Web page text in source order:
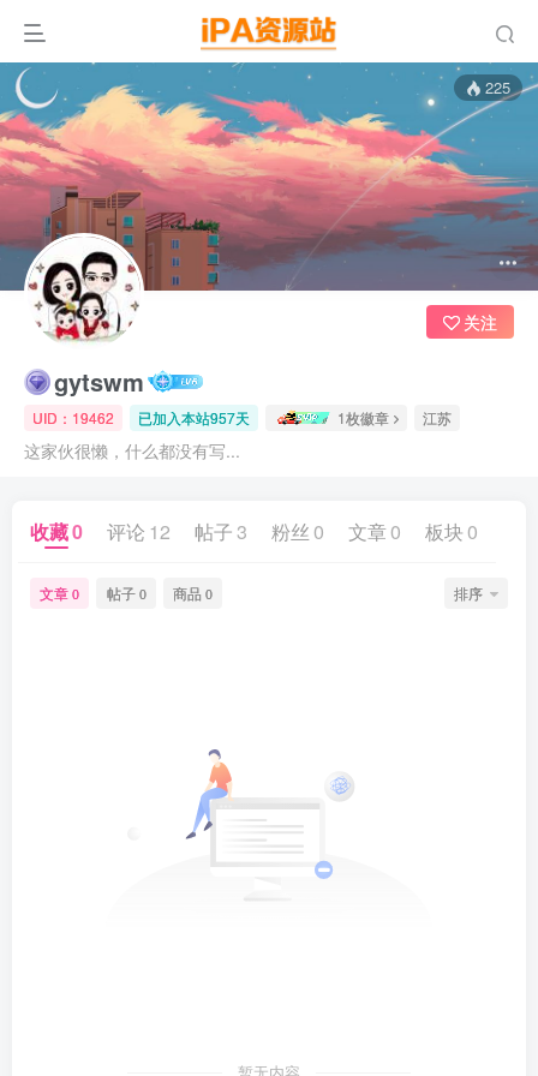
225
gytswm
UID：19462 已加入本站957天 1枚徽章 江苏
这家伙很懒，什么都没有写...
关注
收藏0 评论 12 帖子 3 粉丝 0 文章0 板块 0
文章 0 帖子 0 商品 0 排序